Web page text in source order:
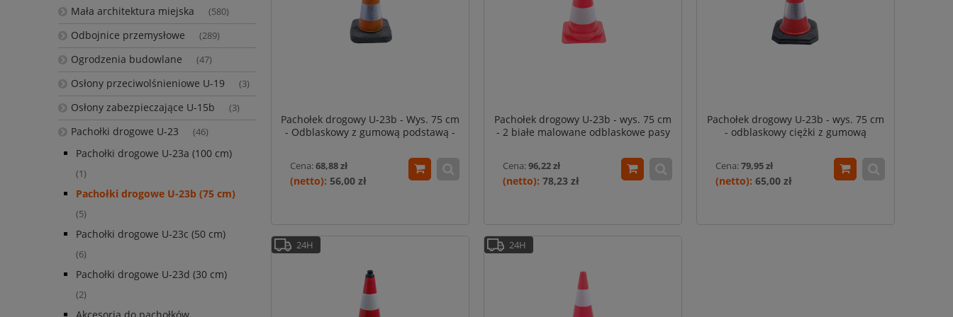
Mała architektura miejska (580)
Odbojnice przemysłowe (289)
Ogrodzenia budowlane (47)
Osłony przeciwolśnieniowe U-19 (3)
Osłony zabezpieczające U-15b (3)
Pachołki drogowe U-23 (46)
Pachołki drogowe U-23a (100 cm)
(1)
Pachołki drogowe U-23b (75 cm)
(5)
Pachołki drogowe U-23c (50 cm)
(6)
Pachołki drogowe U-23d (30 cm)
(2)
Pachołek drogowy U-23b - Wys. 75 cm
- Odblaskowy z gumową podstawą -
Cena:68,88 zł
56,00 zł
Pachołek drogowy U-23b - wys. 75 cm
- 2 białe malowane odblaskowe pasy
Cena:96,22 zł
78,23 zł
Pachołek drogowy U-23b - wys. 75 cm
- odblaskowy ciężki z gumową
Cena:79,95 zł
65,00 zł
24H 24H